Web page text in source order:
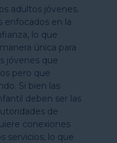
adultos jóvenes.
enfocados en la
lo que
única para
jóvenes que
pero que
Si bien las
deben ser las
de
conexiones
servicios, lo que